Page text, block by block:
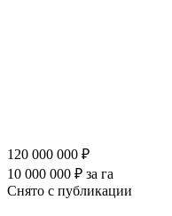
120 000 000 ₽
10 000 000 ₽ за га
Снято с публикации